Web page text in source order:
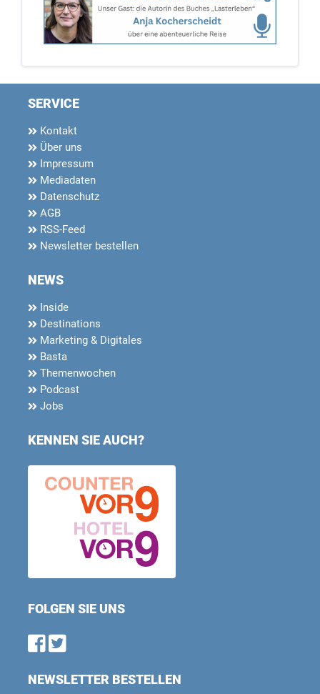
SERVICE
Kontakt
Über uns
Impressum
Mediadaten
Datenschutz
AGB
RSS-Feed
Newsletter bestellen
NEWS
Inside
Destinations
Marketing & Digitales
Basta
Themenwochen
Podcast
Jobs
KENNEN SIE AUCH?
FOLGEN SIE UNS
Find us on Facebook
Follow us on Twitter
NEWSLETTER BESTELLEN